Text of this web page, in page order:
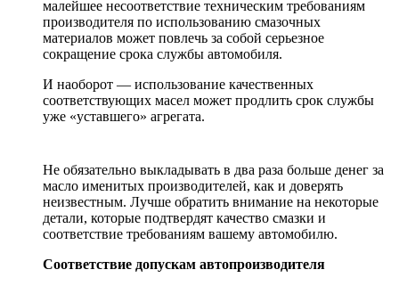
малейшее несоответствие техническим требованиям
производителя по использованию смазочных
материалов может повлечь за собой серьезное
сокращение срока службы автомобиля.
И наоборот — использование качественных
соответствующих масел может продлить срок службы
уже «уставшего» агрегата.
Не обязательно выкладывать в два раза больше денег за
масло именитых производителей, как и доверять
неизвестным. Лучше обратить внимание на некоторые
детали, которые подтвердят качество смазки и
соответствие требованиям вашему автомобилю.
Соответствие допускам автопроизводителя